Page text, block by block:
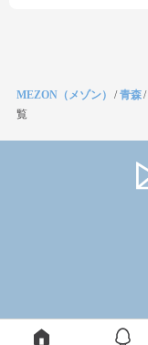
MEZON（メゾン） /青森/
覧